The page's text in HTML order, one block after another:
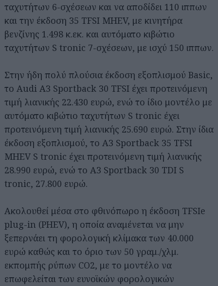
ταχυτήτων 6-σχέσεων και να αποδίδει 110 ιππων
και την έκδοση 35 TFSI MHEV, με κινητήρα
βενζίνης 1.498 κ.εκ. και αυτόματο κιβώτιο
ταχυτήτων S tronic 7-σχέσεων, με ισχύ 150 ιππων.
Στην ήδη πολύ πλούσια έκδοση εξοπλισμού Basic,
το Audi A3 Sportback 30 TFSI έχει προτεινόμενη
τιμή λιανικής 22.430 ευρώ, ενώ το ίδιο μοντέλο με
αυτόματο κιβώτιο ταχυτήτων S tronic έχει
προτεινόμενη τιμή λιανικής 25.690 ευρώ. Στην ίδια
έκδοση εξοπλισμού, το A3 Sportback 35 TFSI
MHEV S tronic έχει προτεινόμενη τιμή λιανικής
28.990 ευρώ, ενώ το A3 Sportback 30 TDI S
tronic, 27.800 ευρώ.
Ακολουθεί μέσα στο φθινόπωρο η έκδοση TFSIe
plug-in (PHEV), η οποία αναμένεται να μην
ξεπερνάει τη φορολογική κλίμακα των 40.000
ευρώ καθώς και το όριο των 50 γραμ./χλμ.
εκπομπής ρύπων CO2, με το μοντέλο να
επωφελείται των ευνοϊκών φορολογικών
για...